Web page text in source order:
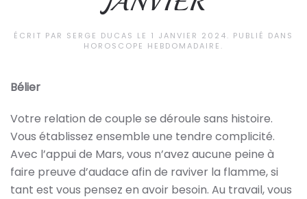
ÉCRIT PAR SERGE DUCAS LE 1 JANVIER 2024. PUBLIÉ DANS
HOROSCOPE HEBDOMADAIRE .
Bélier
Votre relation de couple se déroule sans histoire.
Vous établissez ensemble une tendre complicité.
Avec l’appui de Mars, vous n’avez aucune peine à
faire preuve d’audace afin de raviver la flamme, si
tant est vous pensez en avoir besoin. Au travail, vous